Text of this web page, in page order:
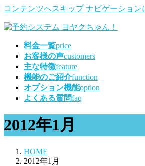
コンテンツへスキップ ナビゲーション
料金一覧price
お客様の声customers
主な特徴feature
機能のご紹介function
オプション機能option
よくある質問faq
2012年1月
HOME
2012年1月